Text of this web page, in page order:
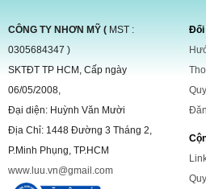
CÔNG TY NHƠN MỸ ( MST :
0305684347 )
SKTĐT TP HCM, Cấp ngày
06/05/2008,
Đại diện: Huỳnh Văn Mười
Địa Chỉ: 1448 Đường 3 Tháng 2,
P.Minh Phụng, TP.HCM
www.luu.vn@gmail.com
Đối